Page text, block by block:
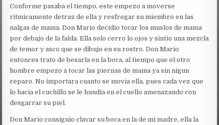
Conforme pasaba el tiempo, este empezo a moverse
ritmicamente detraz de ella y resfregar su miembro en las
nalgas de mama. Don Mario decidio tocar los muslos de mama
por debajo de la falda. Ella solo cerro lo ojos y sintio una mezcla
de temor y asco que se dibujo en su rostro. Don Mario
entonces trato de besarla en la boca, al tiempo que el otro
hombre empezo a tocar las piernas de mama ya sin nigun
reparo. No importara cuanto se movia ella, pues cada vez que
lo hacia el cuchillo se le hundia en el cuello amenazando con
desgarrar su piel.
Don Mario consiguio clavar su boca en la de mi madre, ella la